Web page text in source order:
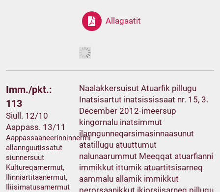
Allagaatit
Imm./pkt.:
113
Siull. 12/10
Aappass. 13/11
Aappassaaneerinninnermi
allannguutissatut
siunnersuut
Kultureqarnermut,
Ilinniartitaanermut,
Iliisimatusarnermut
Naalakkersuisut Atuarfik pillugu
Inatsisartut inatsississaat nr. 15, 3.
December 2012-imeersup
kingornalu inatsimmut
ilanngunneqarsimasinnaasunut
atatillugu atuuttumut
nalunaarummut Meeqqat atuarfianni
immikkut ittumik atuartitsisarneq
aammalu allamik immikkut